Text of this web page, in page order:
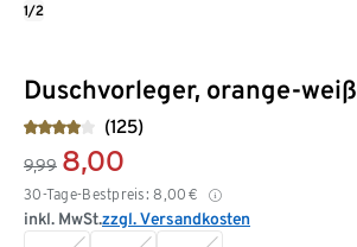
Duschvorleger, orange-weiß
(125)
9,99 8,00
30-Tage-Bestpreis: 8,00 €
inkl. MwSt.zzgl. Versandkosten
1/2